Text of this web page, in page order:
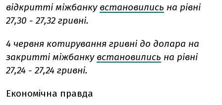
відкритті міжбанку встановились на рівні
27,30 - 27,32 гривні.
4 червня котирування гривні до долара на
закритті міжбанку встановились на рівні
27,24 - 27,24 гривні.
Економічна правда